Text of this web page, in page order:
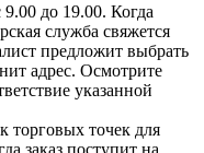
9.00 до 19.00. Когда
служба свяжется
предложит выбрать
адрес. Осмотрите
указанной
торговых точек для
заказ поступит на